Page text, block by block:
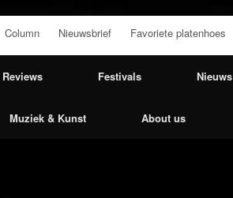
Column Nieuwsbrief Favoriete platenhoes
Reviews Festivals Nieuws
Muziek & Kunst About us